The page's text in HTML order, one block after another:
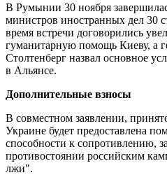
В Румынии 30 ноября
министров иностранных дел
время встречи договорились
гуманитарную помощь Киеву, а
Столтенберг назвал основное
в Альянсе.
Дополнительные взносы
В совместном заявлении,
Украине будет предоставлена
способности к сопротивлению,
противостоянии российским
лжи".